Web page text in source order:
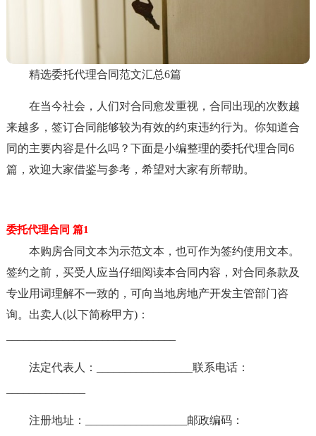
精选委托代理合同范文汇总6篇
在当今社会，人们对合同愈发重视，合同出现的次数越
来越多，签订合同能够较为有效的约束违约行为。你知道合
同的主要内容是什么吗？下面是小编整理的委托代理合同6
篇，欢迎大家借鉴与参考，希望对大家有所帮助。
委托代理合同 篇1
本购房合同文本为示范文本，也可作为签约使用文本。
签约之前，买受人应当仔细阅读本合同内容，对合同条款及
专业用词理解不一致的，可向当地房地产开发主管部门咨
询。出卖人(以下简称甲方)：
法定代表人：_________________联系电话：
注册地址：__________________邮政编码：